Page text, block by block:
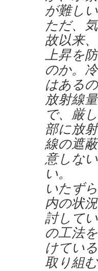
が難し
ただ、
故以来
上昇を
のか。
はある
放射線
で、厳
部に放
線の遮
意しな
い。
いたず
内の状
討して
の工法
けてい
取り組